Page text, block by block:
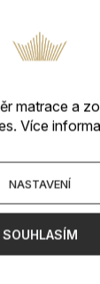
matrace a
Více
NASTAVENÍ
SOUHLASÍM